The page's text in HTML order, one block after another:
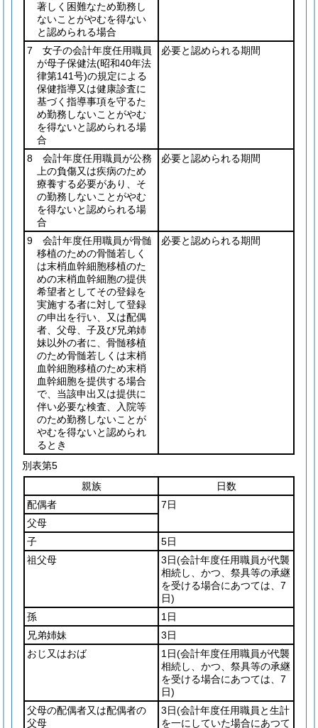
著しく困難なため勤務し
ないことがやむを得ない
と認められる場合
7 女子の会計年度任用職員
が母子保健法(昭和40年法
律第141号)の規定による
保健指導又は健康診査に
基づく指導事項を守るた
め勤務しないことがやむ
を得ないと認められる場
合
必要と認められる期間
8 会計年度任用職員が公務
上の負傷又は疾病のため
療養する必要があり、そ
の勤務しないことがやむ
を得ないと認められる場
合
必要と認められる期間
9 会計年度任用職員が骨髄
移植のための骨髄若しく
は末梢血幹細胞移植のた
めの末梢血幹細胞の提供
希望者としてその登録を
実施する者に対して登録
の申出を行い、又は配偶
者、父母、子及び兄弟姉
妹以外の者に、骨髄移植
のため骨髄若しくは末梢
血幹細胞移植のため末梢
血幹細胞を提供する場合
で、当該申出又は提供に
伴い必要な検査、入院等
のため勤務しないことが
やむを得ないと認められ
るとき
必要と認められる期間
別表第5
親族
日数
配偶者
7日
父母
子
5日
祖父母
3日(会計年度任用職員が代襲
相続し、かつ、祭具等の承継
を受ける場合にあつては、7
日)
孫
1日
兄弟姉妹
3日
おじ又はおば
1日(会計年度任用職員が代襲
相続し、かつ、祭具等の承継
を受ける場合にあつては、7
日)
父母の配偶者又は配偶者の
父母
3日(会計年度任用職員と生計
を一にしていた場合にあつて